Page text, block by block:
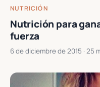
NUTRICIÓN
Nutrición para
fuerza
6 de diciembre de 2015 · 25